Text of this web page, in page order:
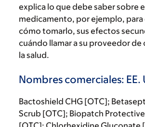
explica lo que debe saber sobre
medicamento, por ejemplo, para
cómo tomarlo, sus efectos
cuándo llamar a su proveedor de
la salud.
Nombres comerciales: EE.
Bactoshield CHG [OTC];
Scrub [OTC]; Biopatch